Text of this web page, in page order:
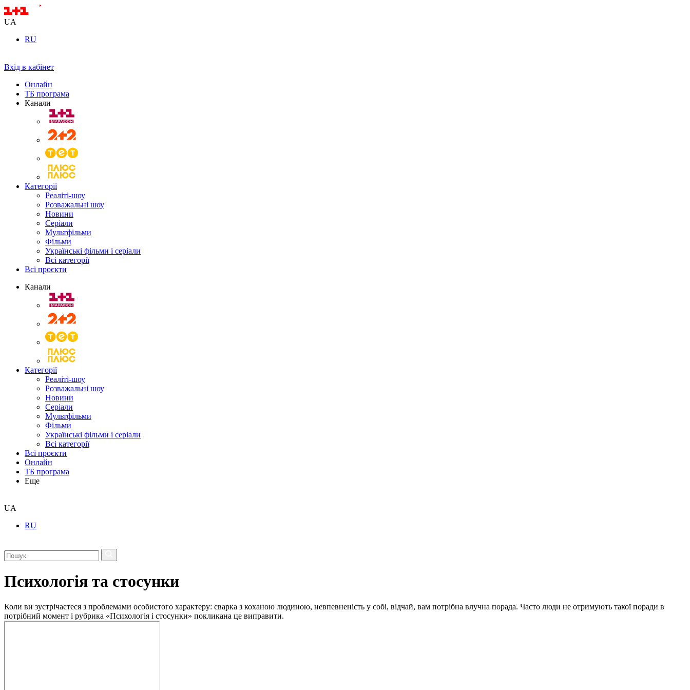
UA
RU
Вхід в кабінет
Онлайн
ТБ програма
Канали
Категорії
Реаліті-шоу
Розважальні шоу
Новини
Серіали
Мультфільми
Фільми
Українські фільми і серіали
Всі категорії
Всі проєкти
Канали
Категорії
Реаліті-шоу
Розважальні шоу
Новини
Серіали
Мультфільми
Фільми
Українські фільми і серіали
Всі категорії
Всі проєкти
Онлайн
ТБ програма
Еще
UA
RU
Психологія та стосунки
Коли ви зустрічаєтеся з проблемами особистого характеру: сварка з коханою людиною, невпевненість у собі, відчай, вам потрібна влучна порада. Часто люди не отримують такої поради в
потрібний момент і рубрика «Психологія і стосунки» покликана це виправити.